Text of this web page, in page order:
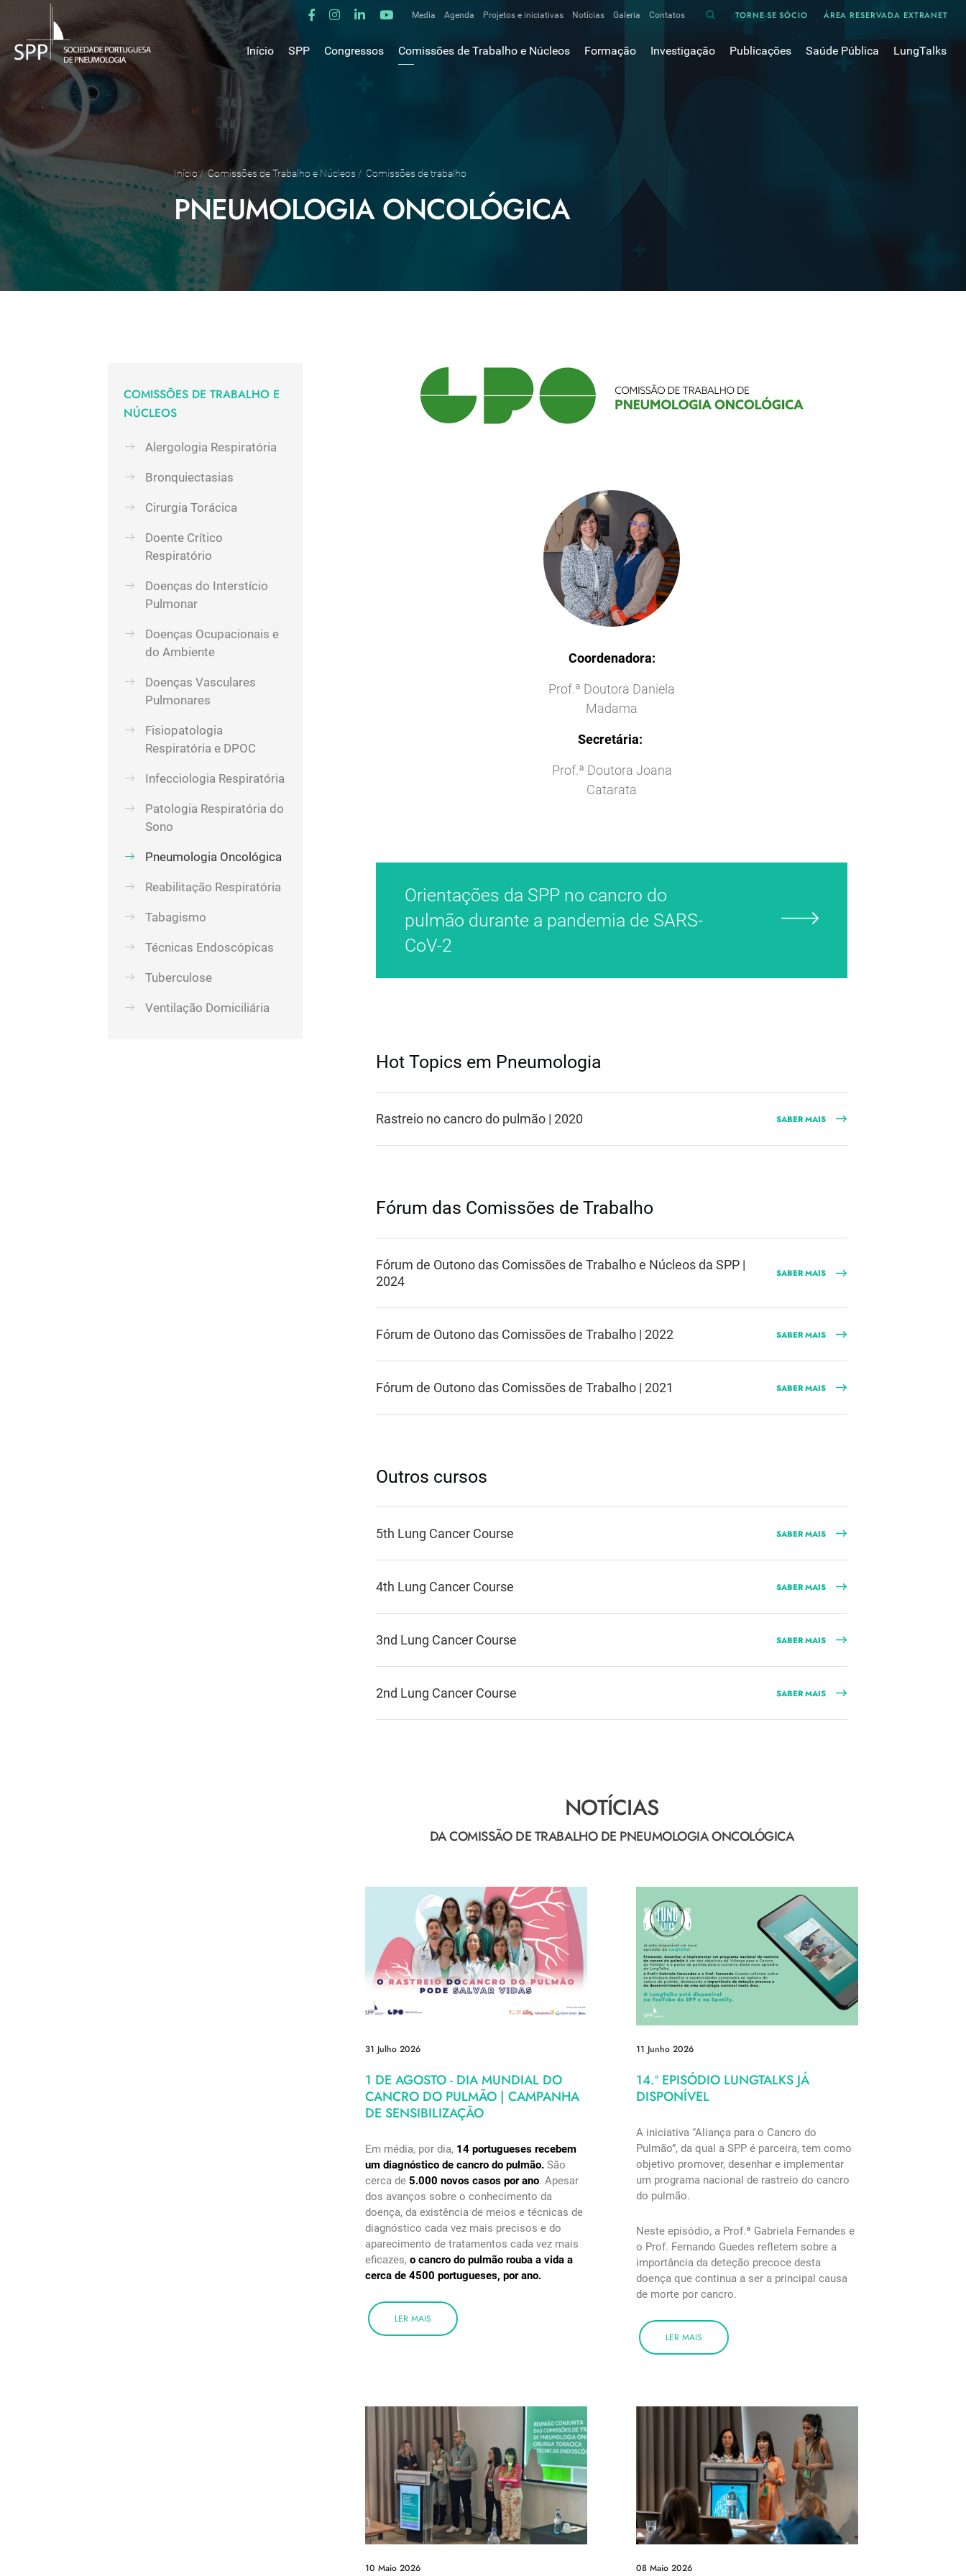
Media
Comunicados de imprensa
Agenda Projetos e iniciativas Notícias Galeria Contatos TORNE-SE SÓCIO ÁREA RESERVADA EXTRANET
Início SPP
Núcleo Museológico
Como tornar-se sócio
Congressos Comissões de Trabalho e Núcleos
Doente Crítico Respiratório
Doenças do Interstício Pulmonar
Doenças Ocupacionais e do Ambiente
Tuberculose
Ventilação Domiciliária
Núcleos e Grupo de Estudos
Grupo de Estudos Défice de Alfa-1 Antitripsina
Núcleo de Estudo de Fibrose Quística
Formação Investigação Publicações Saúde Pública
Tuberculose
LungTalks
Início/Comissões de Trabalho e Núcleos / Comissões de trabalho
PNEUMOLOGIA ONCOLÓGICA
COMISSÕES DE TRABALHO E
NÚCLEOS
Alergologia Respiratória
Bronquiectasias
Cirurgia Torácica
Doente Crítico
Respiratório
Doenças do Interstício
Pulmonar
Doenças Ocupacionais e
do Ambiente
Doenças Vasculares
Pulmonares
Fisiopatologia
Respiratória e DPOC
Infecciologia Respiratória
Patologia Respiratória do
Sono
Pneumologia Oncológica
Reabilitação Respiratória
Tabagismo
Técnicas Endoscópicas
Tuberculose
Ventilação Domiciliária
Coordenadora:
Prof.ª Doutora Daniela
Madama
Secretária:
Prof.ª Doutora Joana
Catarata
Orientações da SPP no cancro do
pulmão durante a pandemia de SARS-
CoV-2
Hot Topics em Pneumologia
Rastreio no cancro do pulmão | 2020 SABER MAIS
Fórum das Comissões de Trabalho
Fórum de Outono das Comissões de Trabalho e Núcleos da SPP |
2024
SABER MAIS
Fórum de Outono das Comissões de Trabalho | 2022 SABER MAIS
Fórum de Outono das Comissões de Trabalho | 2021 SABER MAIS
Outros cursos
5th Lung Cancer Course SABER MAIS
4th Lung Cancer Course SABER MAIS
3nd Lung Cancer Course SABER MAIS
2nd Lung Cancer Course SABER MAIS
NOTÍCIAS
DA COMISSÃO DE TRABALHO DE PNEUMOLOGIA ONCOLÓGICA
31 Julho 2026
1 DE AGOSTO - DIA MUNDIAL DO
CANCRO DO PULMÃO | CAMPANHA
DE SENSIBILIZAÇÃO
Em média, por dia, 14 portugueses recebem
um diagnóstico de cancro do pulmão. São
cerca de 5.000 novos casos por ano. Apesar
dos avanços sobre o conhecimento da
doença, da existência de meios e técnicas de
diagnóstico cada vez mais precisos e do
aparecimento de tratamentos cada vez mais
eficazes, o cancro do pulmão rouba a vida a
cerca de 4500 portugueses, por ano.
LER MAIS
11 Junho 2026
14.º EPISÓDIO LUNGTALKS JÁ
DISPONÍVEL
A iniciativa “Aliança para o Cancro do
Pulmão”, da qual a SPP é parceira, tem como
objetivo promover, desenhar e implementar
um programa nacional de rastreio do cancro
do pulmão.
Neste episódio, a Prof.ª Gabriela Fernandes e
o Prof. Fernando Guedes refletem sobre a
importância da deteção precoce desta
doença que continua a ser a principal causa
de morte por cancro.
LER MAIS
10 Maio 2026 08 Maio 2026